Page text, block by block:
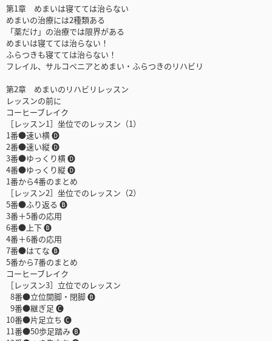
第1章 めまいは寝てては治らない
めまいの治療には2種類ある
「薬だけ」の治療では限界がある
めまいは寝てては治らない！
ふらつきも寝てては治らない！
フレイル、サルコペニアとめまい・ふらつきのリハビリ
第2章 めまいのリハビリレッスン
レッスンの前に
コーヒーブレイク
［レッスン1］坐位でのレッスン（1）
1番●速い横 🅓
2番●速い縦 🅓
3番●ゆっくり横 🅓
4番●ゆっくり縦 🅓
1番から4番のまとめ
［レッスン2］坐位でのレッスン（2）
5番●ふり返る 🅑
3番＋5番の応用
6番●上下 🅑
4番＋6番の応用
7番●はてな 🅑
5番から7番のまとめ
コーヒーブレイク
［レッスン3］立位でのレッスン
8番●立位開脚・閉脚 🅑
9番●継ぎ足 🅒
10番●片足立ち 🅒
11番●50歩足踏み 🅑